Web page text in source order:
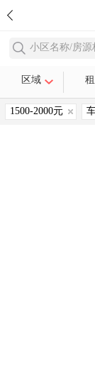
小区名称/房源
区域
1500-2000元